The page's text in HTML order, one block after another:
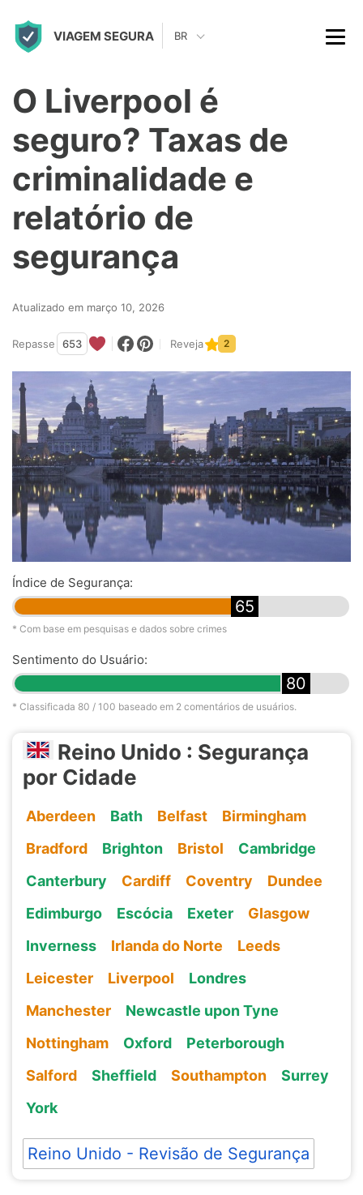
VIAGEM SEGURA BR
O Liverpool é
seguro? Taxas de
criminalidade e
relatório de
segurança
Atualizado em março 10, 2026
Repasse 653 Reveja 2
Índice de Segurança:
65
* Com base em pesquisas e dados sobre crimes
Sentimento do Usuário:
80
* Classificada 80 / 100 baseado em 2 comentários de usuários.
Reino Unido : Segurança
por Cidade
Aberdeen Bath Belfast
Birmingham
Bradford
Brighton Bristol
Cambridge
Canterbury
Cardiff Coventry
Dundee
Edimburgo
Escócia Exeter
Glasgow
Inverness
Irlanda do Norte
Leeds
Leicester
Liverpool
Londres
Manchester
Newcastle upon Tyne
Nottingham
Oxford
Peterborough
Salford
Sheffield Southampton
Surrey
York
Reino Unido - Revisão de Segurança